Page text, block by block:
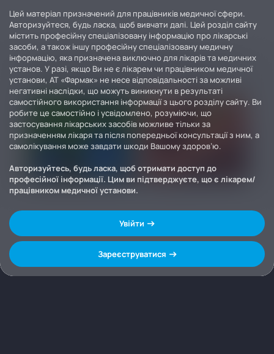
Цей матеріал призначений для працівників медичної сфери.
Авторизуйтеся, будь ласка, щоб вивчати далі. Цей розділ сайту
містить професійну спеціалізовану інформацію про лікарські
засоби, а також іншу професійну спеціалізовану медичну
інформацію, яка призначена виключно для лікарів та медичних
установ. У разі, якщо Ви не є лікарем чи працівником медичної
установи, АТ «Фармак» не несе відповідальності за можливі
негативні наслідки, що можуть виникнути в результаті
самостійного використання інформації з цього розділу сайту. Ви
робите це самостійно і усвідомлено, розуміючи, що
застосування лікарських засобів можливе тільки за
призначенням лікаря та після попередньої консультації з ним, а
самолікування може завдати шкоди Вашому здоров’ю.
Авторизуйтесь, будь ласка, щоб отримати доступ до
професійної інформації. Цим ви підтверджуєте, що є лікарем/
працівником медичної установи.
Увійти
Зареєструватися